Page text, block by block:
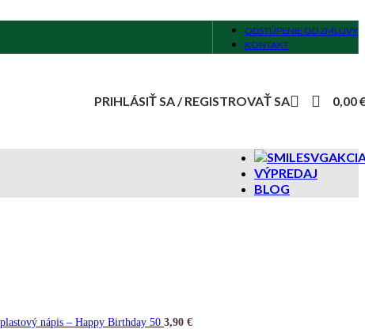
ODSTÚPENIE OD ZMLUVY
KONTAKT
PRIHLÁSIŤ SA / REGISTROVAŤ SA 0,00
VÝPREDAJ
BLOG
nápis – Happy Birthday 50 3,90 €